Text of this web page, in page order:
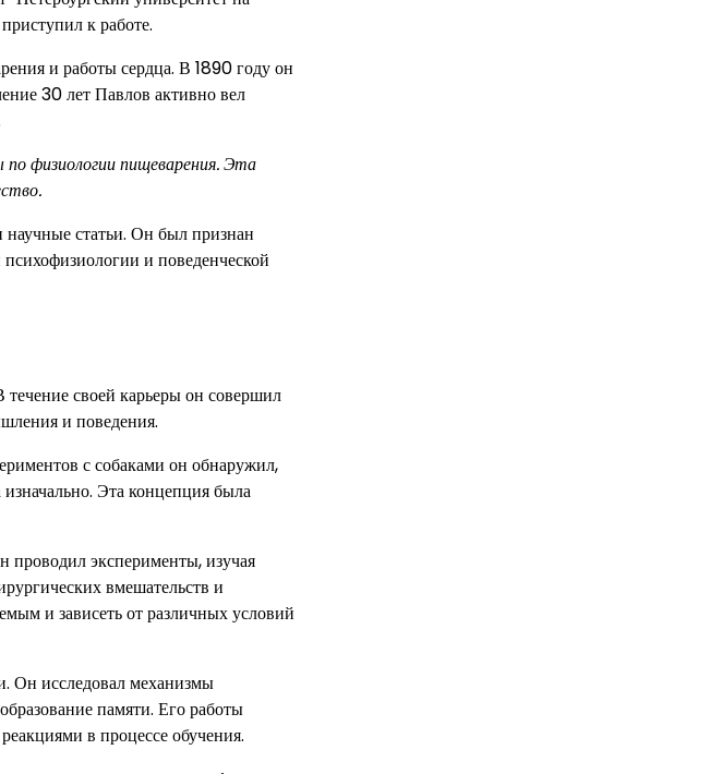
к работе.
и работы сердца. В 1890 году он
30 лет Павлов активно вел
физиологии пищеварения. Эта
научные статьи. Он был признан
и поведенческой
своей карьеры он совершил
и поведения.
с собаками он обнаружил,
Эта концепция была
эксперименты, изучая
вмешательств и
и зависеть от различных условий
Он исследовал механизмы
памяти. Его работы
в процессе обучения.